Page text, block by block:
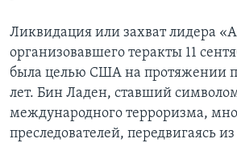
Ликвидация или захват лидера
организовавшего теракты 11
была целью США на протяжении
лет. Бин Ладен, ставший
международного терроризма,
преследователей, передвигаясь